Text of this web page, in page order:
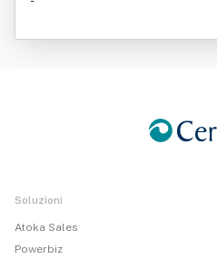
Soluzioni
Atoka Sales
Powerbiz